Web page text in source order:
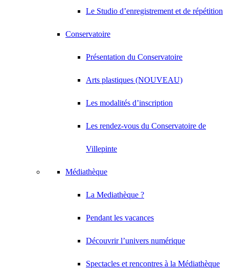
Le Studio d’enregistrement et de répétition
Conservatoire
Présentation du Conservatoire
Arts plastiques (NOUVEAU)
Les modalités d’inscription
Les rendez-vous du Conservatoire de
Villepinte
Médiathèque
La Mediathèque ?
Pendant les vacances
Découvrir l’univers numérique
Spectacles et rencontres à la Médiathèque